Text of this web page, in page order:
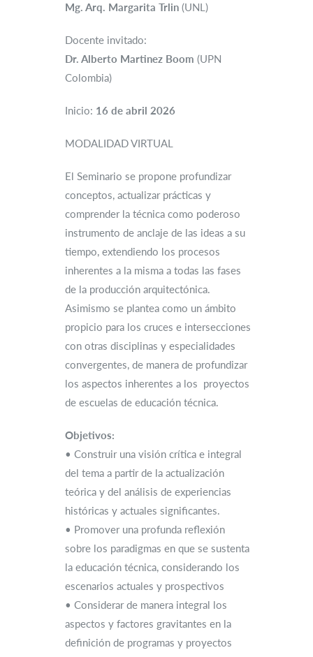
Mg. Arq. Margarita Trlin (UNL)
Docente invitado:
Dr. Alberto Martinez Boom (UPN
Colombia)
Inicio: 16 de abril 2026
MODALIDAD VIRTUAL
El Seminario se propone profundizar
conceptos, actualizar prácticas y
comprender la técnica como poderoso
instrumento de anclaje de las ideas a su
tiempo, extendiendo los procesos
inherentes a la misma a todas las fases
de la producción arquitectónica.
Asimismo se plantea como un ámbito
propicio para los cruces e intersecciones
con otras disciplinas y especialidades
convergentes, de manera de profundizar
los aspectos inherentes a los proyectos
de escuelas de educación técnica.
Objetivos:
• Construir una visión crítica e integral
del tema a partir de la actualización
teórica y del análisis de experiencias
históricas y actuales significantes.
• Promover una profunda reflexión
sobre los paradigmas en que se sustenta
la educación técnica, considerando los
escenarios actuales y prospectivos
• Considerar de manera integral los
aspectos y factores gravitantes en la
definición de programas y proyectos